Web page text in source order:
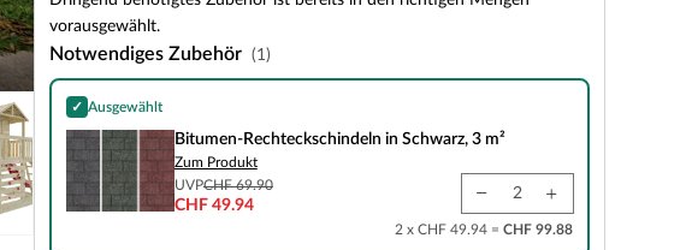
vorausgewählt.
Notwendiges Zubehör (1)
✓ Ausgewählt
Bitumen-Rechteckschindeln in Schwarz, 3 m²
Bitumen-Rechteckschindeln in Schwarz, 3 m²
Zum Produkt
UVPCHF 69.90
CHF 49.94
2 x CHF 49.94 = CHF 99.88